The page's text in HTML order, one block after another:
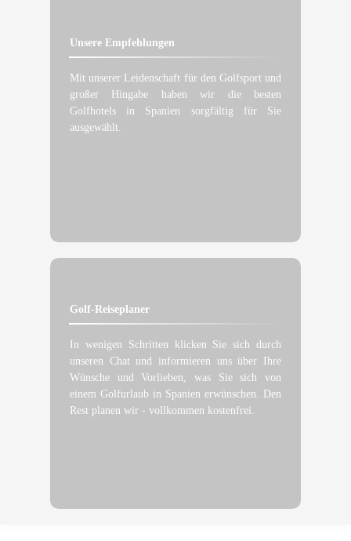
Unsere Empfehlungen
Mit unserer Leidenschaft für den Golfsport und
großer Hingabe haben wir die besten
Golfhotels in Spanien sorgfältig für Sie
ausgewählt.
Golf-Reiseplaner
In wenigen Schritten klicken Sie sich durch
unseren Chat und informieren uns über Ihre
Wünsche und Vorlieben, was Sie sich von
einem Golfurlaub in Spanien erwünschen. Den
Rest planen wir - vollkommen kostenfrei.